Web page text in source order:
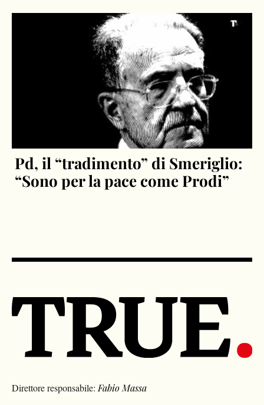
Pd, il “tradimento” di Smeriglio:
“Sono per la pace come Prodi”
Direttore responsabile: Fabio Massa